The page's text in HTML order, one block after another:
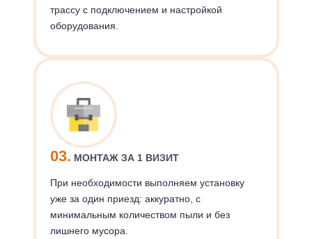
трассу с подключением и настройкой
оборудования.
03. МОНТАЖ ЗА 1 ВИЗИТ
При необходимости выполняем установку
уже за один приезд: аккуратно, с
минимальным количеством пыли и без
лишнего мусора.